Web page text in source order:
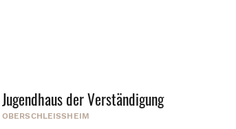
Jugendhaus der Verständigung
OBERSCHLEISSHEIM